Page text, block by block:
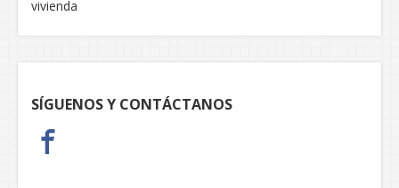
vivienda
SÍGUENOS Y CONTÁCTANOS